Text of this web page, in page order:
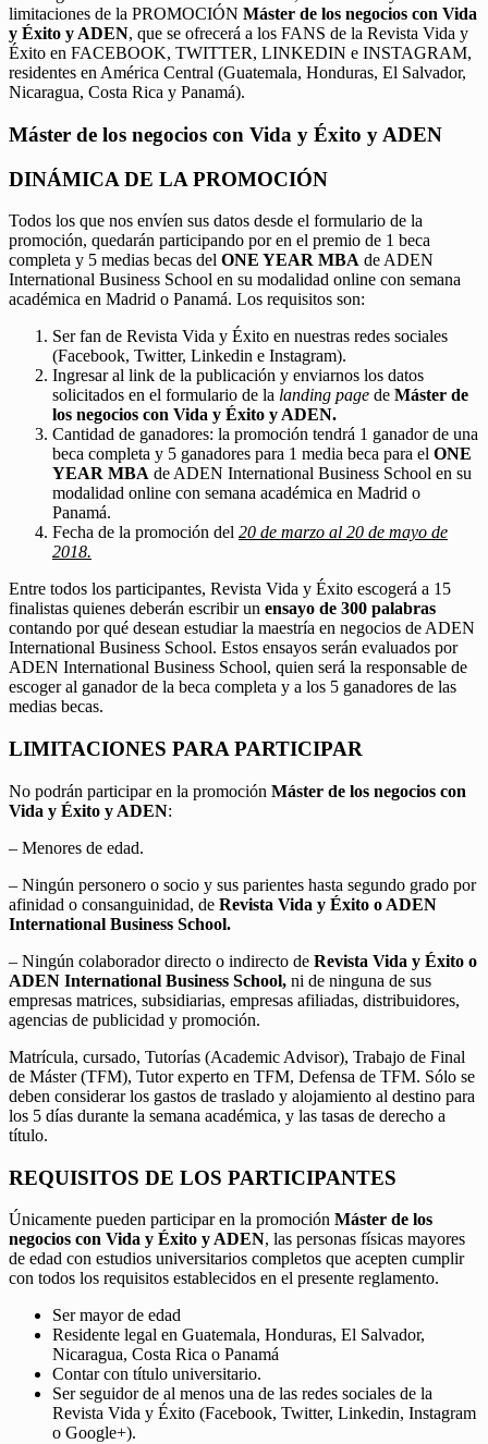
limitaciones de la PROMOCIÓN Máster de los negocios con Vida
y Éxito y ADEN, que se ofrecerá a los FANS de la Revista Vida y
Éxito en FACEBOOK, TWITTER, LINKEDIN e INSTAGRAM,
residentes en América Central (Guatemala, Honduras, El Salvador,
Nicaragua, Costa Rica y Panamá).
Máster de los negocios con Vida y Éxito y ADEN
DINÁMICA DE LA PROMOCIÓN
Todos los que nos envíen sus datos desde el formulario de la
promoción, quedarán participando por en el premio de 1 beca
completa y 5 medias becas del ONE YEAR MBA de ADEN
International Business School en su modalidad online con semana
académica en Madrid o Panamá. Los requisitos son:
Ser fan de Revista Vida y Éxito en nuestras redes sociales
(Facebook, Twitter, Linkedin e Instagram).
Ingresar al link de la publicación y enviarnos los datos
solicitados en el formulario de la landing page de Máster de
los negocios con Vida y Éxito y ADEN.
Cantidad de ganadores: la promoción tendrá 1 ganador de una
beca completa y 5 ganadores para 1 media beca para el ONE
YEAR MBA de ADEN International Business School en su
modalidad online con semana académica en Madrid o
Panamá.
Fecha de la promoción del 20 de marzo al 20 de mayo de
2018.
Entre todos los participantes, Revista Vida y Éxito escogerá a 15
finalistas quienes deberán escribir un ensayo de 300 palabras
contando por qué desean estudiar la maestría en negocios de ADEN
International Business School. Estos ensayos serán evaluados por
ADEN International Business School, quien será la responsable de
escoger al ganador de la beca completa y a los 5 ganadores de las
medias becas.
LIMITACIONES PARA PARTICIPAR
No podrán participar en la promoción Máster de los negocios con
Vida y Éxito y ADEN:
– Menores de edad.
– Ningún personero o socio y sus parientes hasta segundo grado por
afinidad o consanguinidad, de Revista Vida y Éxito o ADEN
International Business School.
– Ningún colaborador directo o indirecto de Revista Vida y Éxito o
ADEN International Business School, ni de ninguna de sus
empresas matrices, subsidiarias, empresas afiliadas, distribuidores,
agencias de publicidad y promoción.
Matrícula, cursado, Tutorías (Academic Advisor), Trabajo de Final
de Máster (TFM), Tutor experto en TFM, Defensa de TFM. Sólo se
deben considerar los gastos de traslado y alojamiento al destino para
los 5 días durante la semana académica, y las tasas de derecho a
título.
REQUISITOS DE LOS PARTICIPANTES
Únicamente pueden participar en la promoción Máster de los
negocios con Vida y Éxito y ADEN, las personas físicas mayores
de edad con estudios universitarios completos que acepten cumplir
con todos los requisitos establecidos en el presente reglamento.
Ser mayor de edad
Residente legal en Guatemala, Honduras, El Salvador,
Nicaragua, Costa Rica o Panamá
Contar con título universitario.
Ser seguidor de al menos una de las redes sociales de la
Revista Vida y Éxito (Facebook, Twitter, Linkedin, Instagram
o Google+).